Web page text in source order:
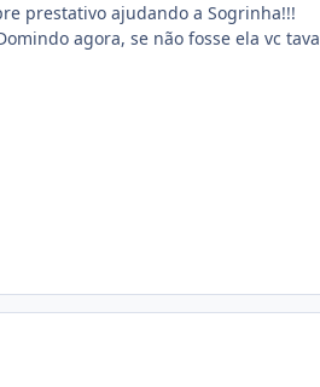
prestativo ajudando a Sogrinha!!!
agora, se não fosse ela vc tava